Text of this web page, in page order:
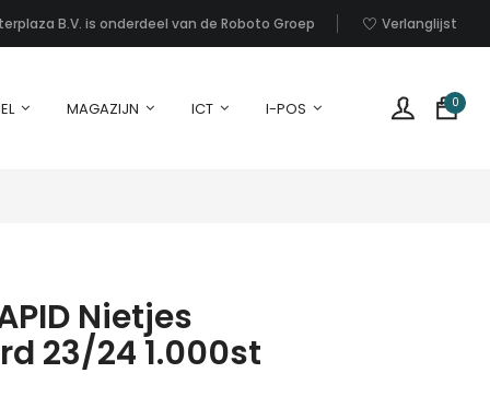
B.V. is onderdeel van de Roboto Groep Verlanglijst
0
MAGAZIJN ICT I-POS
Nietjes
23/24 1.000st